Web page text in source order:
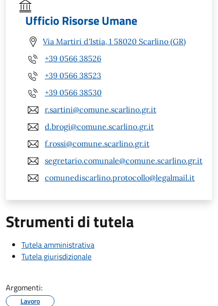
Ufficio Risorse Umane
Via Martiri d'Istia, 1 58020 Scarlino (GR)
+39 0566 38526
+39 0566 38523
+39 0566 38530
r.sartini@comune.scarlino.gr.it
d.brogi@comune.scarlino.gr.it
f.rossi@comune.scarlino.gr.it
segretario.comunale@comune.scarlino.gr.it
comunediscarlino.protocollo@legalmail.it
Strumenti di tutela
Tutela amministrativa
Tutela giurisdizionale
Argomenti:
Lavoro